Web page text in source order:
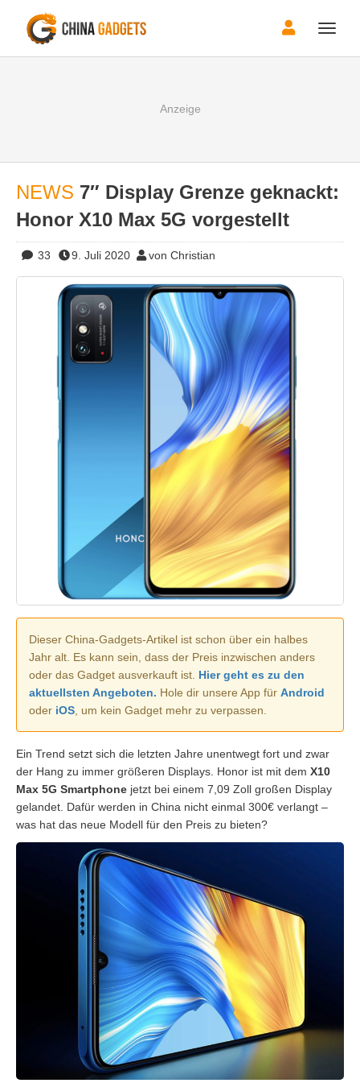
Toggle
NEWS 7″ Display Grenze geknackt:
Honor X10 Max 5G vorgestellt
33 9. Juli 2020 von Christian
Dieser China-Gadgets-Artikel ist schon über ein halbes
Jahr alt. Es kann sein, dass der Preis inzwischen anders
oder das Gadget ausverkauft ist. Hier geht es zu den
aktuellsten Angeboten. Hole dir unsere App für Android
oder iOS , um kein Gadget mehr zu verpassen.
Ein Trend setzt sich die letzten Jahre unentwegt fort und zwar
der Hang zu immer größeren Displays. Honor ist mit dem X10
Max 5G Smartphone jetzt bei einem 7,09 Zoll großen Display
gelandet. Dafür werden in China nicht einmal 300€ verlangt –
was hat das neue Modell für den Preis zu bieten?